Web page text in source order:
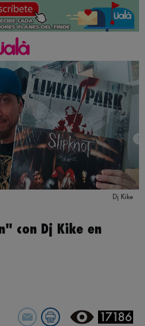
Dj Kike
con Dj Kike en
17186